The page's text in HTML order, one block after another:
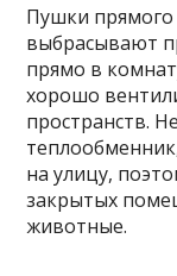
Пушки прямого
выбрасывают
прямо в
хорошо
пространств.
на улицу,
закрытых
животные.